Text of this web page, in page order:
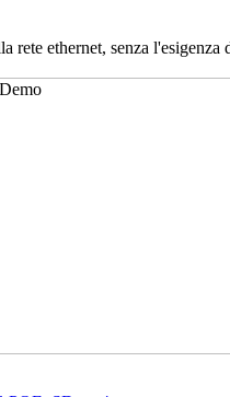
rete ethernet, senza l'esigenza